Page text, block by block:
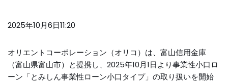
2025年10月6日11:20
オリエントコーポレーション（オリコ）は、富山信用金庫
（富山県富山市）と提携し、2025年10月1日より事業性小口ロ
ーン「とみしん事業性ローン小口タイプ」の取り扱いを開始